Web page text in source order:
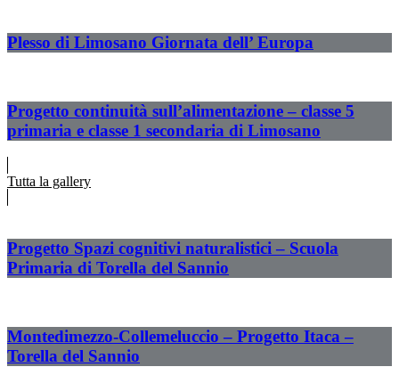
Plesso di Limosano Giornata dell’ Europa
Progetto continuità sull’alimentazione – classe 5
primaria e classe 1 secondaria di Limosano
Tutta la gallery
Progetto Spazi cognitivi naturalistici – Scuola
Primaria di Torella del Sannio
Montedimezzo-Collemeluccio – Progetto Itaca –
Torella del Sannio